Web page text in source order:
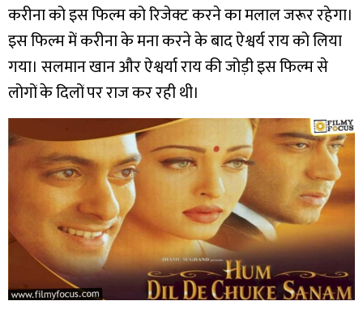
करीना को इस फिल्म को रिजेक्ट करने का मलाल जरूर रहेगा।
इस फिल्म में करीना के मना करने के बाद ऐश्वर्य राय को लिया
गया। सलमान खान और ऐश्वर्या राय की जोड़ी इस फिल्म से
लोगों के दिलों पर राज कर रही थी।